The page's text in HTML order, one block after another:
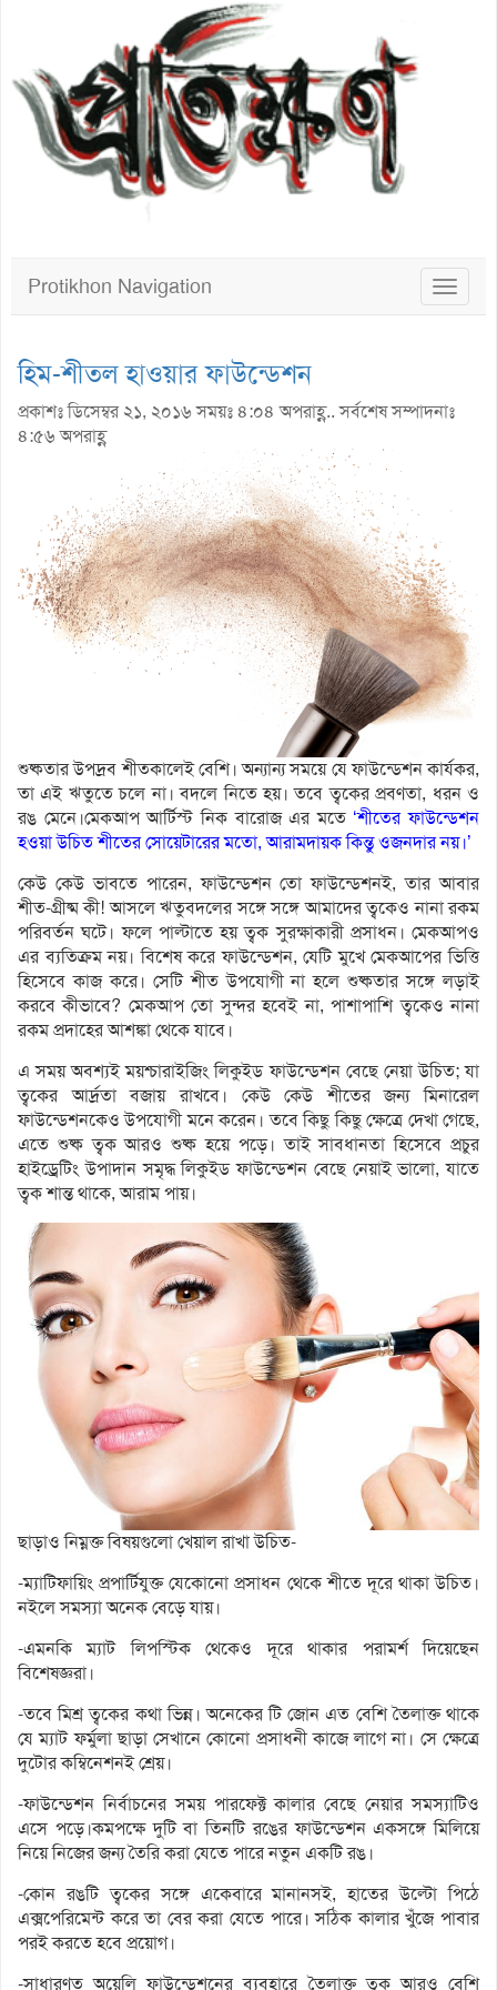
Toggle
Protikhon Navigation
হিম-শীতল হাওয়ার ফাউন্ডেশন
প্রকাশঃ ডিসেম্বর ২১, ২০১৬ সময়ঃ ৪:০৪ অপরাহ্ণ.. সর্বশেষ সম্পাদনাঃ
৪:৫৬ অপরাহ্ণ
শুষ্কতার উপদ্রব শীতকালেই বেশি। অন্যান্য সময়ে যে ফাউন্ডেশন কার্যকর,
তা এই ঋতুতে চলে না। বদলে নিতে হয়। তবে ত্বকের প্রবণতা, ধরন ও
রঙ মেনে।মেকআপ আর্টিস্ট নিক বারোজ এর মতে ‘শীতের ফাউন্ডেশন
হওয়া উচিত শীতের সোয়েটারের মতো, আরামদায়ক কিন্তু ওজনদার নয়।’
কেউ কেউ ভাবতে পারেন, ফাউন্ডেশন তো ফাউন্ডেশনই, তার আবার
শীত-গ্রীষ্ম কী! আসলে ঋতুবদলের সঙ্গে সঙ্গে আমাদের ত্বকেও নানা রকম
পরিবর্তন ঘটে। ফলে পাল্টাতে হয় ত্বক সুরক্ষাকারী প্রসাধন। মেকআপও
এর ব্যতিক্রম নয়। বিশেষ করে ফাউন্ডেশন, যেটি মুখে মেকআপের ভিত্তি
হিসেবে কাজ করে। সেটি শীত উপযোগী না হলে শুষ্কতার সঙ্গে লড়াই
করবে কীভাবে? মেকআপ তো সুন্দর হবেই না, পাশাপাশি ত্বকেও নানা
রকম প্রদাহের আশঙ্কা থেকে যাবে।
এ সময় অবশ্যই ময়শ্চারাইজিং লিকুইড ফাউন্ডেশন বেছে নেয়া উচিত; যা
ত্বকের আর্দ্রতা বজায় রাখবে। কেউ কেউ শীতের জন্য মিনারেল
ফাউন্ডেশনকেও উপযোগী মনে করেন। তবে কিছু কিছু ক্ষেত্রে দেখা গেছে,
এতে শুষ্ক ত্বক আরও শুষ্ক হয়ে পড়ে। তাই সাবধানতা হিসেবে প্রচুর
হাইড্রেটিং উপাদান সমৃদ্ধ লিকুইড ফাউন্ডেশন বেছে নেয়াই ভালো, যাতে
ত্বক শান্ত থাকে, আরাম পায়।
ছাড়াও নিম্নক্ত বিষয়গুলো খেয়াল রাখা উচিত-
-ম্যাটিফায়িং প্রপার্টিযুক্ত যেকোনো প্রসাধন থেকে শীতে দূরে থাকা উচিত।
নইলে সমস্যা অনেক বেড়ে যায়।
-এমনকি ম্যাট লিপস্টিক থেকেও দূরে থাকার পরামর্শ দিয়েছেন
বিশেষজ্ঞরা।
-তবে মিশ্র ত্বকের কথা ভিন্ন। অনেকের টি জোন এত বেশি তৈলাক্ত থাকে
যে ম্যাট ফর্মুলা ছাড়া সেখানে কোনো প্রসাধনী কাজে লাগে না। সে ক্ষেত্রে
দুটোর কম্বিনেশনই শ্রেয়।
-ফাউন্ডেশন নির্বাচনের সময় পারফেক্ট কালার বেছে নেয়ার সমস্যাটিও
এসে পড়ে।কমপক্ষে দুটি বা তিনটি রঙের ফাউন্ডেশন একসঙ্গে মিলিয়ে
নিয়ে নিজের জন্য তৈরি করা যেতে পারে নতুন একটি রঙ।
-কোন রঙটি ত্বকের সঙ্গে একেবারে মানানসই, হাতের উল্টো পিঠে
এক্সপেরিমেন্ট করে তা বের করা যেতে পারে। সঠিক কালার খুঁজে পাবার
পরই করতে হবে প্রয়োগ।
-সাধারণত অয়েলি ফাউন্ডেশনের ব্যবহারে তৈলাক্ত ত্বক আরও বেশি